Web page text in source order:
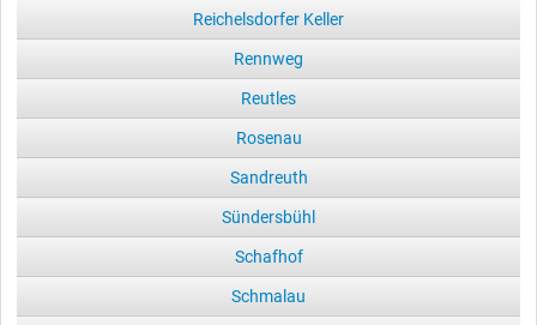
Reichelsdorfer Keller
Rennweg
Reutles
Rosenau
Sandreuth
Sündersbühl
Schafhof
Schmalau